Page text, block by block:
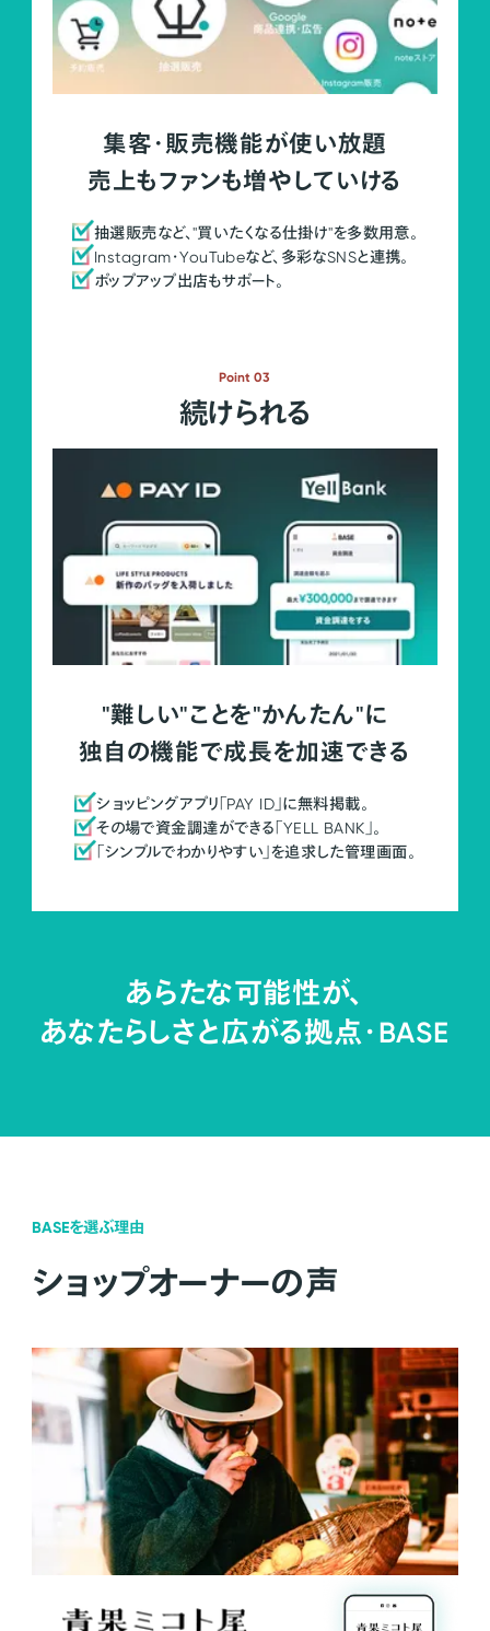
集客・販売機能が使い放題
売上もファンも増やしていける
抽選販売など、"買いたくなる仕掛け"を多数用意。
Instagram・YouTubeなど、多彩なSNSと連携。
ポップアップ出店もサポート。
Point 03
続けられる
"難しい"ことを"かんたん"に
独自の機能で成長を加速できる
ショッピングアプリ「PAY ID」に無料掲載。
その場で資金調達ができる「YELL BANK」。
「シンプルでわかりやすい」を追求した管理画面。
あらたな可能性が、
あなたらしさと広がる拠点・BASE
BASEを選ぶ理由
ショップオーナーの声